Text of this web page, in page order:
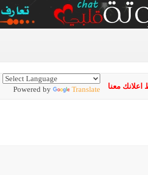
اعلانك معنا Powered by Translate